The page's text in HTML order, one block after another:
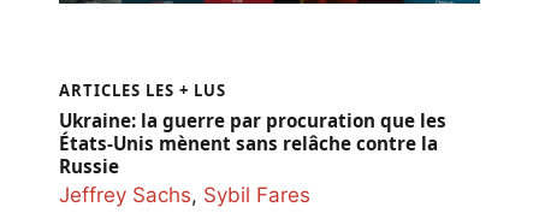
ARTICLES LES + LUS
Ukraine: la guerre par procuration que les
États-Unis mènent sans relâche contre la
Russie
Jeffrey Sachs, Sybil Fares